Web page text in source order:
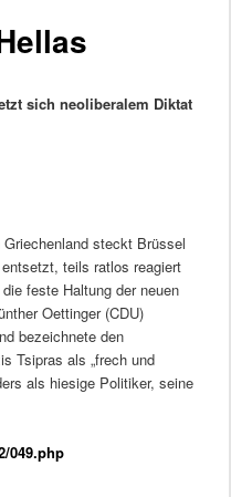
sich neoliberalem Diktat
steckt Brüssel
teils ratlos reagiert
feste Haltung der neuen
Oettinger (CDU)
bezeichnete den
Tsipras als „frech und
als hiesige Politiker, seine
049.php